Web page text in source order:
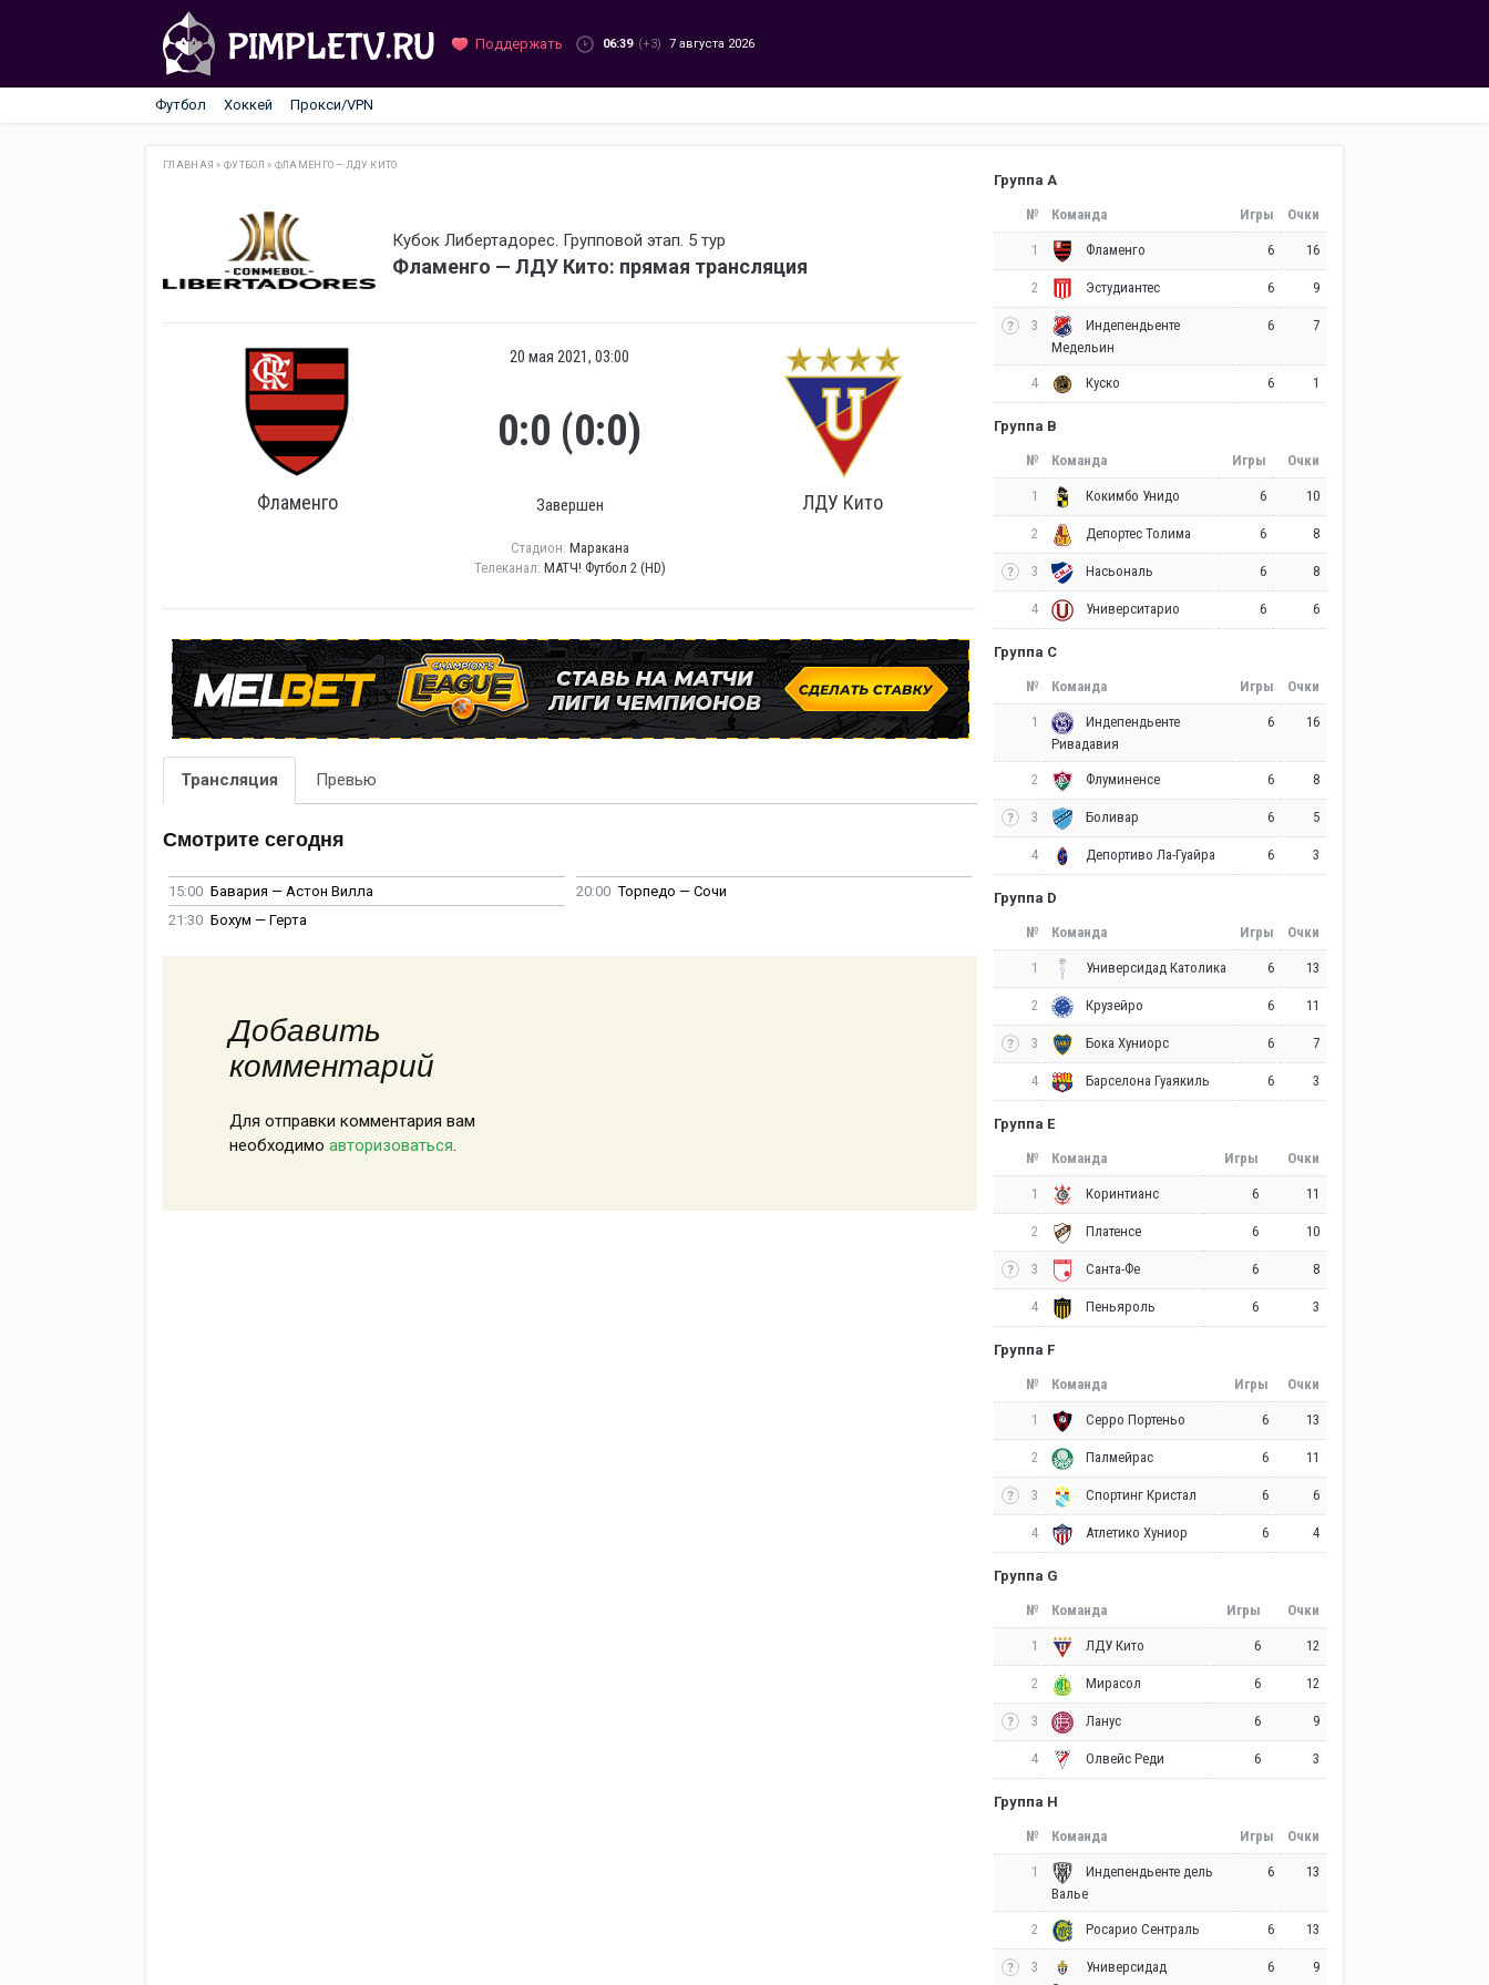
Поддержать 06:39 (+3) 7 августа 2026
Футбол Хоккей Прокси/VPN
ГЛАВНАЯ »ФУТБОЛ » ФЛАМЕНГО — ЛДУ КИТО
Кубок Либертадорес. Групповой этап. 5 тур
Фламенго — ЛДУ Кито: прямая трансляция
Фламенго
20 мая 2021, 03:00
0:0 (0:0)
Завершен ЛДУ Кито
Стадион: Маракана
Телеканал: МАТЧ! Футбол 2 (HD)
Трансляция Превью
Смотрите сегодня
15:00 Бавария — Астон Вилла 20:00 Торпедо — Сочи
21:30 Бохум — Герта
Добавить
комментарий
Для отправки комментария вам
необходимо авторизоваться.
Группа A
№ Команда Игры Очки
1 Фламенго 6 16
2 Эстудиантес 6 9
3
Индепендьенте
Медельин
6 7
4 Куско 6 1
Группа B
№ Команда Игры Очки
1 Кокимбо Унидо 6 10
2 Депортес Толима 6 8
3 Насьональ 6 8
4 Университарио 6 6
Группа C
№ Команда Игры Очки
1
Индепендьенте
Ривадавия
6 16
2 Флуминенсе 6 8
3 Боливар 6 5
4 Депортиво Ла-Гуайра 6 3
Группа D
№ Команда Игры Очки
1 Универсидад Католика 6 13
2 Крузейро 6 11
3 Бока Хуниорс 6 7
4 Барселона Гуаякиль 6 3
Группа E
№ Команда Игры Очки
1 Коринтианс 6 11
2 Платенсе 6 10
3 Санта-Фе 6 8
4 Пеньяроль 6 3
Группа F
№ Команда Игры Очки
1 Серро Портеньо 6 13
2 Палмейрас 6 11
3 Спортинг Кристал 6 6
4 Атлетико Хуниор 6 4
Группа G
№ Команда Игры Очки
1 ЛДУ Кито 6 12
2 Мирасол 6 12
3 Ланус 6 9
4 Олвейс Реди 6 3
Группа H
№ Команда Игры Очки
1
Индепендьенте дель
Валье
6 13
2 Росарио Сентраль 6 13
3
Универсидад
6 9